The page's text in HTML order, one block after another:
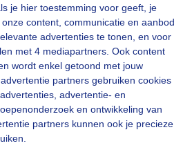
je hier toestemming voor geeft, je
content, communicatie en aanbod
advertenties te tonen, en voor
met 4 mediapartners. Ook content
wordt enkel getoond met jouw
partners gebruiken cookies
advertentie- en
en ontwikkeling van
partners kunnen ook je precieze
moment geduld aub...